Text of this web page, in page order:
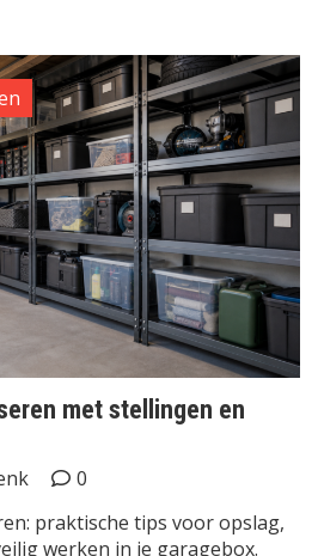
met stellingen en
0
praktische tips voor opslag,
werken in je garagebox.